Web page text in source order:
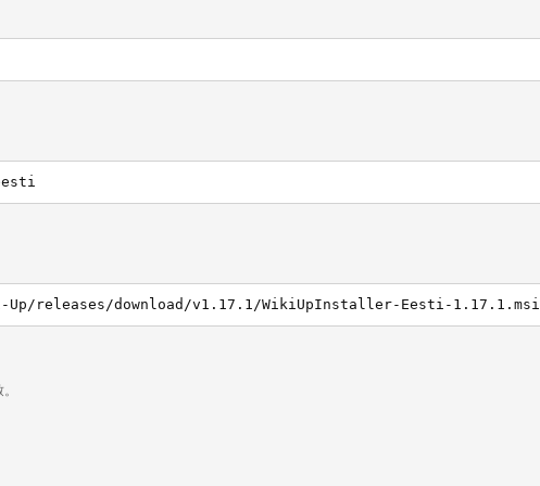
releases/download/v1.17.1/WikiUpInstaller-Eesti-1.17.1.msi